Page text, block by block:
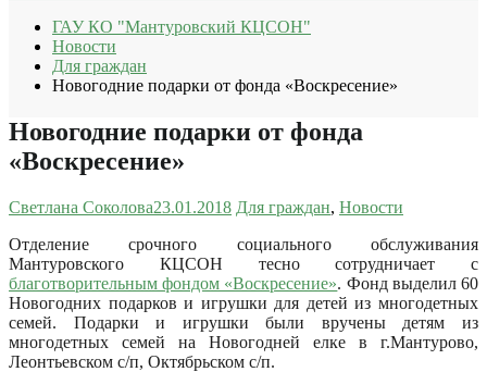
ГАУ КО "Мантуровский КЦСОН"
Новости
Для граждан
Новогодние подарки от фонда «Воскресение»
Новогодние подарки от фонда
«Воскресение»
Светлана Соколова23.01.2018 Для граждан, Новости
Отделение срочного социального обслуживания
Мантуровского КЦСОН тесно сотрудничает с
благотворительным фондом «Воскресение». Фонд выделил 60
Новогодних подарков и игрушки для детей из многодетных
семей. Подарки и игрушки были вручены детям из
многодетных семей на Новогодней елке в г.Мантурово,
Леонтьевском с/п, Октябрьском с/п.